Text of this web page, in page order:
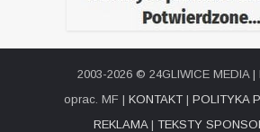
2003-2026 © 24GLIWICE MEDIA |
oprac. MF | KONTAKT| POLITYKA
REKLAMA| TEKSTY